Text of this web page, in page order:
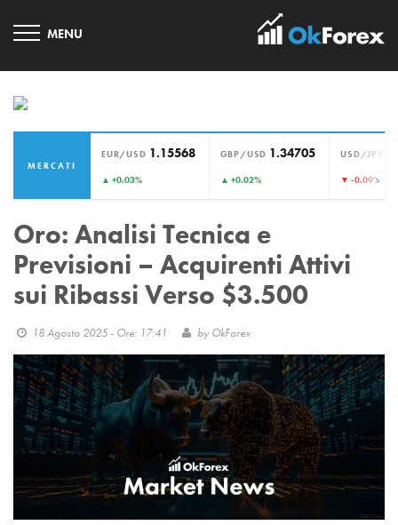
MERCATI
EUR/USD 1.15568
▲ +0.03%
GBP/USD 1.34705
▲ +0.02%
USD/JPY
▼ -0.09%›
Oro: Analisi Tecnica e
Previsioni – Acquirenti Attivi
sui Ribassi Verso $3.500
18 Agosto 2025 - Ore: 17:41 by OkForex